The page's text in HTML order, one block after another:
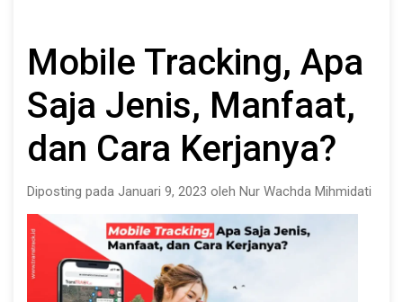
Mobile Tracking, Apa
Saja Jenis, Manfaat,
dan Cara Kerjanya?
Diposting pada Januari 9, 2023 oleh Nur Wachda Mihmidati